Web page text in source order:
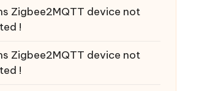
Zigbee2MQTT device not
!
Zigbee2MQTT device not
!